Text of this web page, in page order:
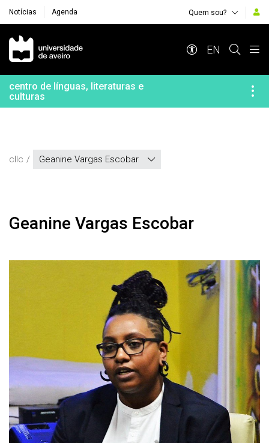
Notícias Agenda Quem sou?
Navegação Principal
EN
centro de línguas, literaturas e
culturas
cllc Geanine Vargas Escobar
Geanine Vargas Escobar